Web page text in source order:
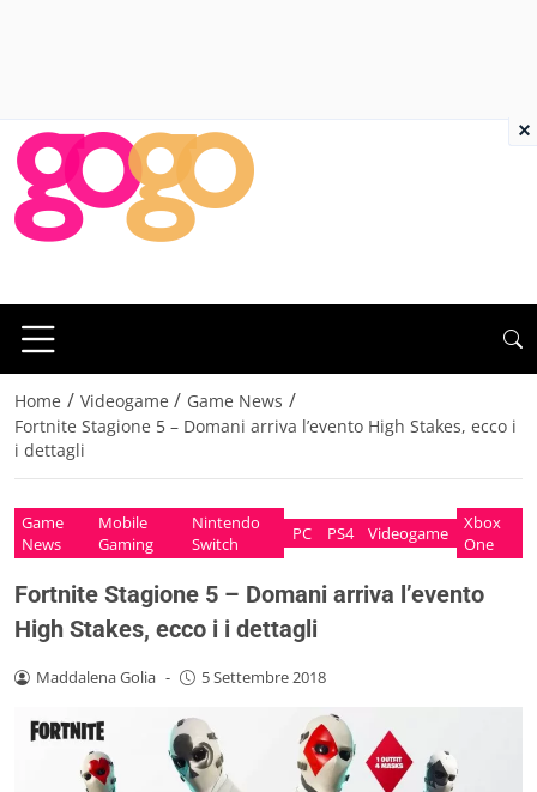
Home / Videogame / Game News /
Fortnite Stagione 5 – Domani arriva l’evento High Stakes, ecco i
i dettagli
Game
News
Mobile
Gaming
Nintendo
Switch
PC PS4 Videogame
Xbox
One
Fortnite Stagione 5 – Domani arriva l’evento
High Stakes, ecco i i dettagli
Maddalena Golia - 5 Settembre 2018
×